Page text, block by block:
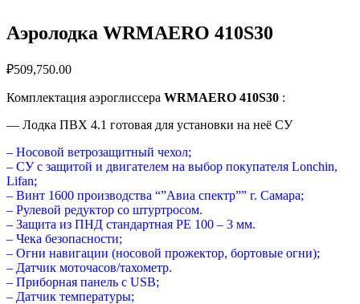
Аэролодка WRMAERO 410S30
₽509,750.00
Комплектация аэроглиссера WRMAERO 410S30 :
— Лодка ПВХ 4.1 готовая для установки на неё СУ
– Носовой ветрозащитный чехол;
– СУ с защитой и двигателем на выбор покупателя Lonchin,
Lifan;
– Винт 1600 производства “”Авиа спектр”” г. Самара;
– Рулевой редуктор со штуртросом.
– Защита из ПНД стандартная РЕ 100 – 3 мм.
– Чека безопасности;
– Огни навигации (носовой прожектор, бортовые огни);
– Датчик моточасов/тахометр.
– Приборная панель с USB;
– Датчик температуры;